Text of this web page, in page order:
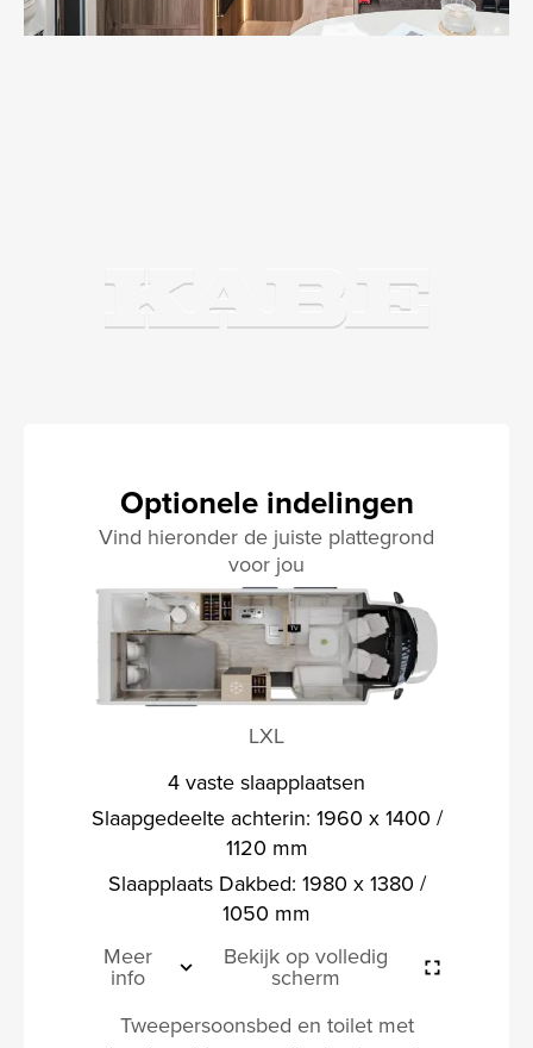
Optionele indelingen
Vind hieronder de juiste plattegrond
voor jou
LXL
4 vaste slaapplaatsen
Slaapgedeelte achterin: 1960 x 1400 /
1120 mm
Slaapplaats Dakbed: 1980 x 1380 /
1050 mm
Meer
info
Bekijk op volledig
scherm
Tweepersoonsbed en toilet met